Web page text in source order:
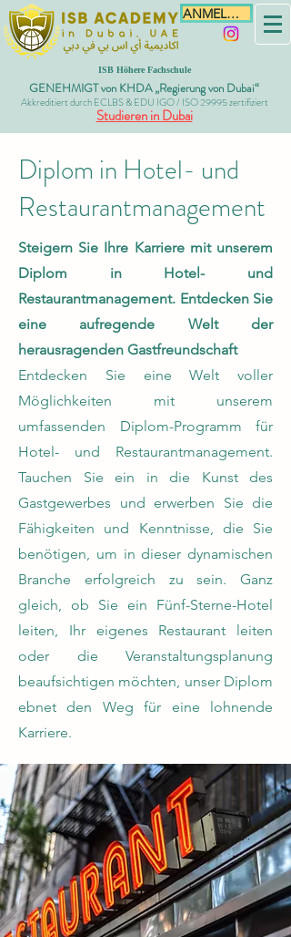
ANMELDEN
ISB Höhere Fachschule
GENEHMIGT von KHDA „Regierung von Dubai“
Akkreditiert durch ECLBS & EDU IGO / ISO 29995 zertifiziert
Studieren in Dubai
Diplom in Hotel- und
Restaurantmanagement
Steigern Sie Ihre Karriere mit unserem
Diplom in Hotel- und
Restaurantmanagement. Entdecken Sie
eine aufregende Welt der
herausragenden Gastfreundschaft
Entdecken Sie eine Welt voller
Möglichkeiten mit unserem
umfassenden Diplom-Programm für
Hotel- und Restaurantmanagement.
Tauchen Sie ein in die Kunst des
Gastgewerbes und erwerben Sie die
Fähigkeiten und Kenntnisse, die Sie
benötigen, um in dieser dynamischen
Branche erfolgreich zu sein. Ganz
gleich, ob Sie ein Fünf-Sterne-Hotel
leiten, Ihr eigenes Restaurant leiten
oder die Veranstaltungsplanung
beaufsichtigen möchten, unser Diplom
ebnet den Weg für eine lohnende
Karriere.